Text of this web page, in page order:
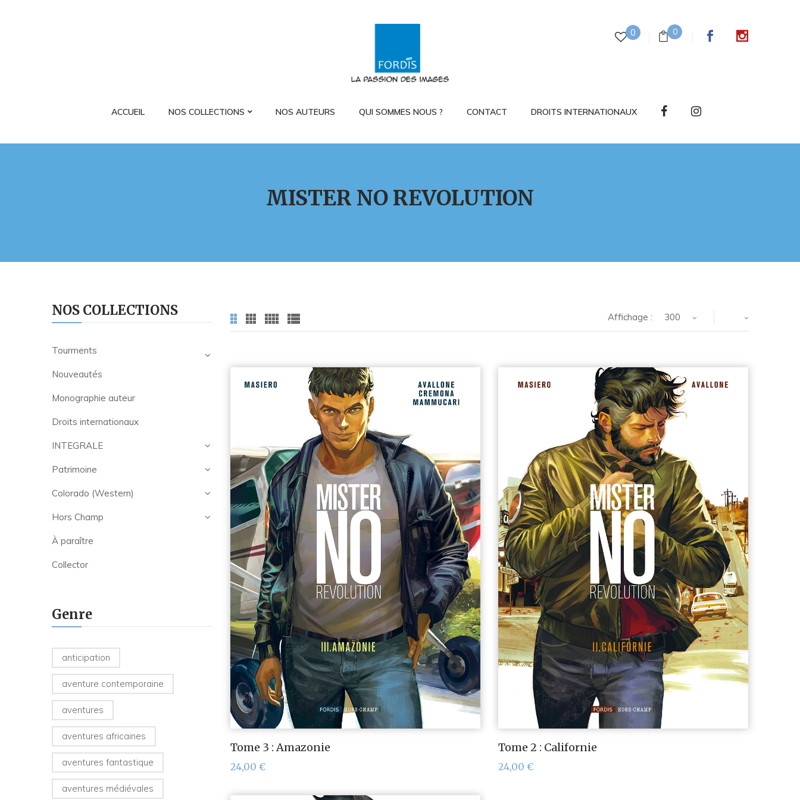
0 0
ACCUEIL NOS COLLECTIONS NOS AUTEURS QUI SOMMES NOUS ? CONTACT DROITS INTERNATIONAUX
MISTER NO REVOLUTION
NOS COLLECTIONS
Tourments
Nouveautés
Monographie auteur
Droits internationaux
INTEGRALE
Patrimoine
Colorado (Western)
Hors Champ
À paraître
Collector
Genre
anticipation
aventure contemporaine
aventures
aventures africaines
aventures fantastique
aventures médiévales
Affichage : 300
Tome 3 : Amazonie
24,00 €
Tome 2 : Californie
24,00 €